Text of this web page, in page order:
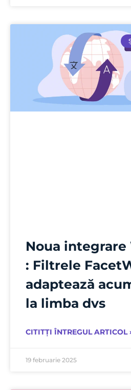
Noua integrare
: Filtrele
adaptează
la limba dvs
CITITȚI ÎNTREGUL ARTICOL
19 februarie 2025